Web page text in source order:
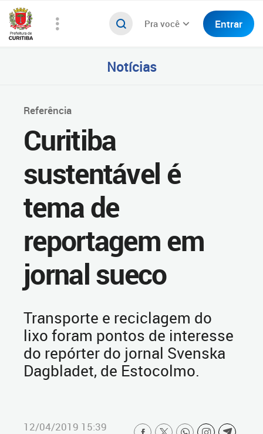
Pra você Entrar
Notícias
Referência
Curitiba
sustentável é
tema de
reportagem em
jornal sueco
Transporte e reciclagem do
lixo foram pontos de interesse
do repórter do jornal Svenska
Dagbladet, de Estocolmo.
12/04/2019 15:39